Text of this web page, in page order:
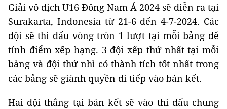
Giải vô địch U16 Đông Nam Á 2024 sẽ diễn ra tại
Surakarta, Indonesia từ 21-6 đến 4-7-2024. Các
đội sẽ thi đấu vòng tròn 1 lượt tại mỗi bảng để
tính điểm xếp hạng. 3 đội xếp thứ nhất tại mỗi
bảng và đội thứ nhì có thành tích tốt nhất trong
các bảng sẽ giành quyền đi tiếp vào bán kết.
Hai đội thắng tại bán kết sẽ vào thi đấu chung